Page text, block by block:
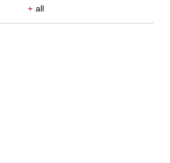
+ all